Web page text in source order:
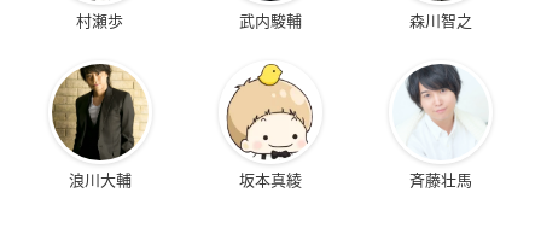
村瀬歩 武内駿輔 森川智之
浪川大輔 坂本真綾 斉藤壮馬